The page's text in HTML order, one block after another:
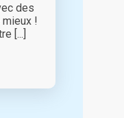
des
mieux !
[...]